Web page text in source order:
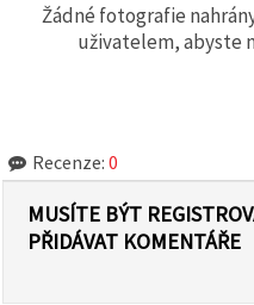
Žádné fotografie
uživatelem, abyste
Recenze: 0
MUSÍTE BÝT
PŘIDÁVAT KOMENTÁŘE